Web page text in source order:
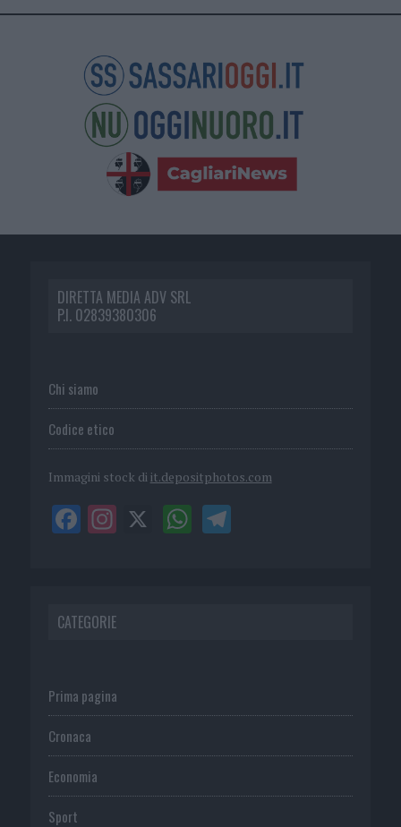
DIRETTA MEDIA ADV SRL
P.I. 02839380306
Chi siamo
Codice etico
Immagini stock di it.depositphotos.com
CATEGORIE
Prima pagina
Cronaca
Economia
Sport